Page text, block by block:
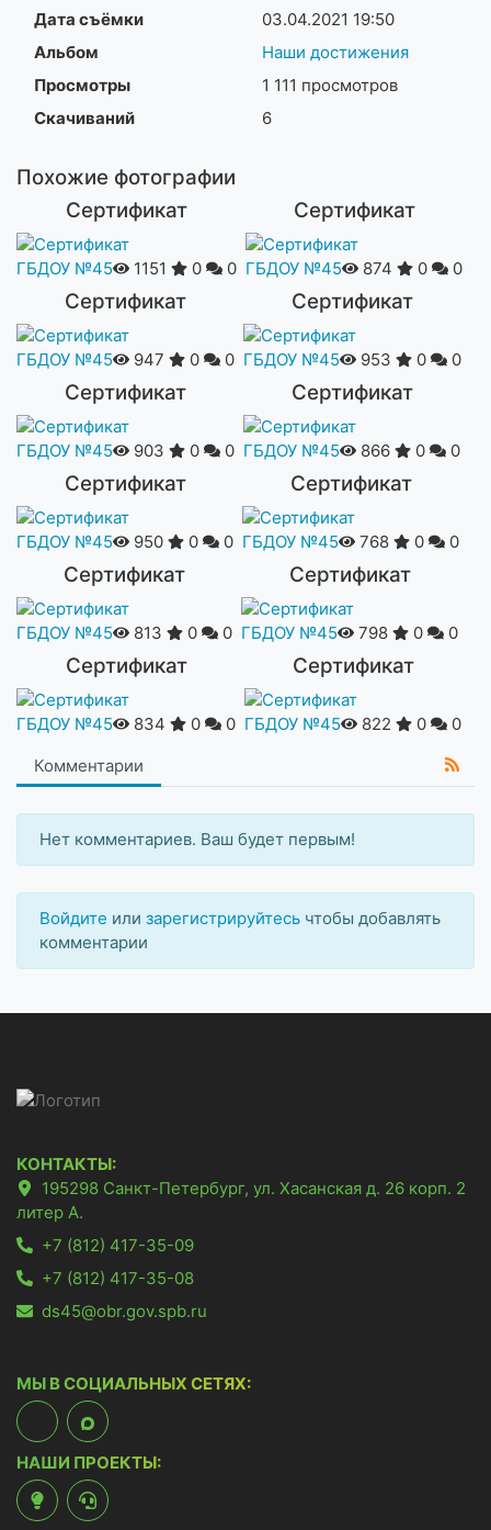
Дата съёмки
03.04.2021 19:50
Альбом
Наши достижения
Просмотры
1 111 просмотров
Скачиваний
6
Похожие фотографии
Сертификат
ГБДОУ №45 1151 0 0
Сертификат
ГБДОУ №45 874 0 0
Сертификат
ГБДОУ №45 947 0 0
Сертификат
ГБДОУ №45 953 0 0
Сертификат
ГБДОУ №45 903 0 0
Сертификат
ГБДОУ №45 866 0 0
Сертификат
ГБДОУ №45 950 0 0
Сертификат
ГБДОУ №45 768 0 0
Сертификат
ГБДОУ №45 813 0 0
Сертификат
ГБДОУ №45 798 0 0
Сертификат
ГБДОУ №45 834 0 0
Сертификат
ГБДОУ №45 822 0
0
Комментарии
Нет комментариев. Ваш будет первым!
Войдите или зарегистрируйтесь чтобы добавлять
комментарии
КОНТАКТЫ:
195298 Санкт-Петербург, ул. Хасанская д. 26 корп. 2
литер А.
+7 (812) 417-35-09
+7 (812) 417-35-08
ds45@obr.gov.spb.ru
МЫ В СОЦИАЛЬНЫХ СЕТЯХ:
НАШИ ПРОЕКТЫ: